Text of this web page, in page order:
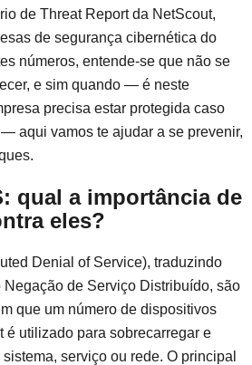
de Threat Report da NetScout,
de segurança cibernética do
números, entende-se que não se
e sim quando — é neste
precisa estar protegida caso
aqui vamos te ajudar a se prevenir,
qual a importância de
eles?
Denial of Service), traduzindo
Negação de Serviço Distribuído, são
que um número de dispositivos
é utilizado para sobrecarregar e
serviço ou rede. O principal